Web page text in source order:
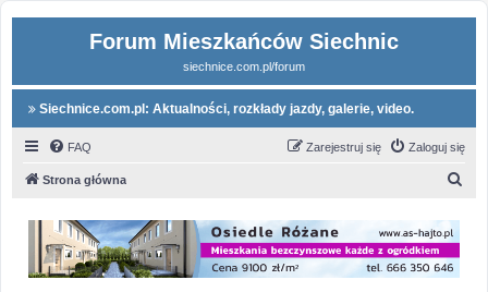
Forum Mieszkańców Siechnic
siechnice.com.pl/forum
Siechnice.com.pl: Aktualności, rozkłady jazdy, galerie, video.
FAQ Zaloguj się
Zarejestruj się
Strona główna